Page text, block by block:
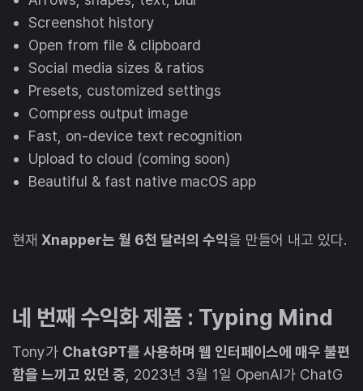
Screenshot history
Open from file & clipboard
Social media sizes & ratios
Presets, customized settings
Compress output image
Fast, on-device text recognition
Upload to cloud (coming soon)
Beautiful & fast native macOS app
현재 Xnapper는 월 6천 달러의 수익을 만들어 내고 있다.
네 번째 수익화 제품 : Typing Mind
Tony가 ChatGPT를 사용하며 웹 인터페이스에 매우 불편
함을 느끼고 있던 중, 2023년 3월 1일 OpenAI가 ChatG